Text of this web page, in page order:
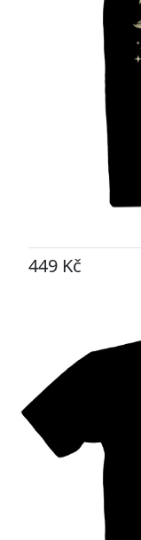
449 Kč